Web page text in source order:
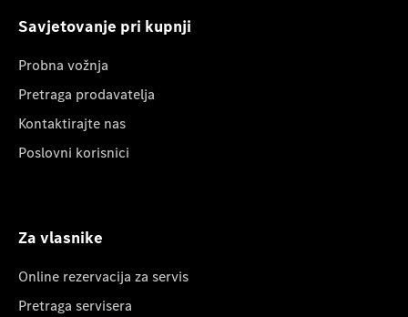
Savjetovanje pri kupnji
Probna vožnja
Pretraga prodavatelja
Kontaktirajte nas
Poslovni korisnici
Za vlasnike
Online rezervacija za servis
Pretraga servisera